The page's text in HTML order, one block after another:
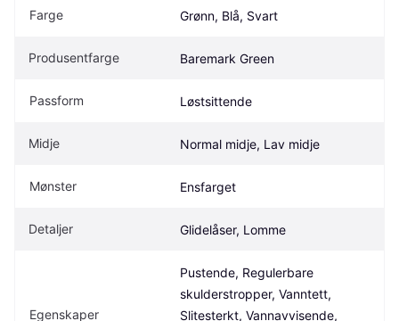
Farge Grønn, Blå, Svart
Produsentfarge Baremark Green
Passform Løstsittende
Midje Normal midje, Lav midje
Mønster Ensfarget
Detaljer Glidelåser, Lomme
Egenskaper
Pustende, Regulerbare
skulderstropper, Vanntett,
Slitesterkt, Vannavvisende,